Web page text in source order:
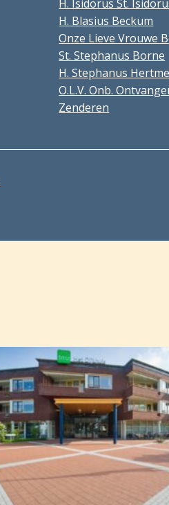
H. Isidorus St.
H. Blasius Beckum
Onze Lieve Vrouwe
St. Stephanus Borne
H. Stephanus Hertme
O.L.V. Onb.
Zenderen